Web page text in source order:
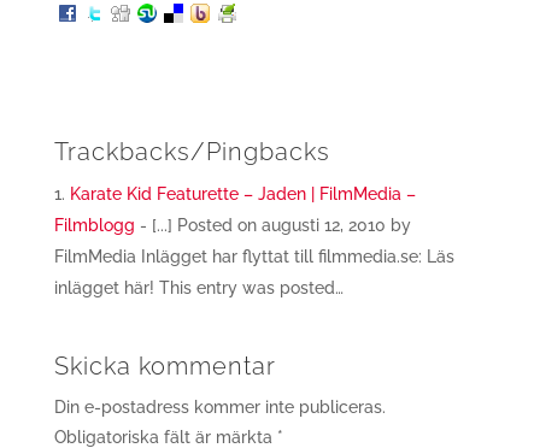
Trackbacks/Pingbacks
Karate Kid Featurette – Jaden | FilmMedia –
Filmblogg - [...] Posted on augusti 12, 2010 by
FilmMedia Inlägget har flyttat till filmmedia.se: Läs
inlägget här! This entry was posted…
Skicka kommentar
Din e-postadress kommer inte publiceras.
Obligatoriska fält är märkta *